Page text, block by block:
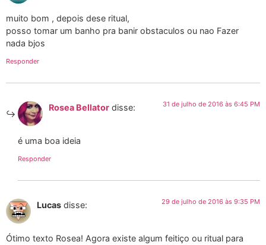
muito bom , depois dese ritual,
posso tomar um banho pra banir obstaculos ou nao Fazer
nada bjos
Responder
Rosea Bellator disse: 31 de julho de 2016 às 6:45 PM
é uma boa ideia
Responder
Lucas disse: 29 de julho de 2016 às 9:35 PM
Ótimo texto Rosea! Agora existe algum feitiço ou ritual para